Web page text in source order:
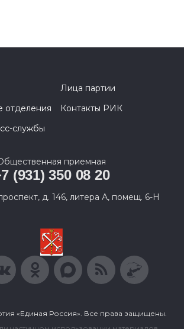
Лица партии
отделения
Контакты РИК
службы
приемная
(931) 350 08 20
д. 146, литера А, помещ. 6-Н
«Единая Россия». Все права защищены.